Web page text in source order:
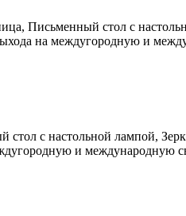
Письменный стол с
на междугородную и
с настольной лампой,
и международную